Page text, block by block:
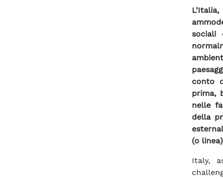
sociali
conto
prima,
nelle
della
(o
Italy,